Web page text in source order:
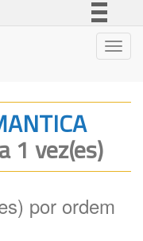
Legislação
Canais
1 vez(es)
por ordem